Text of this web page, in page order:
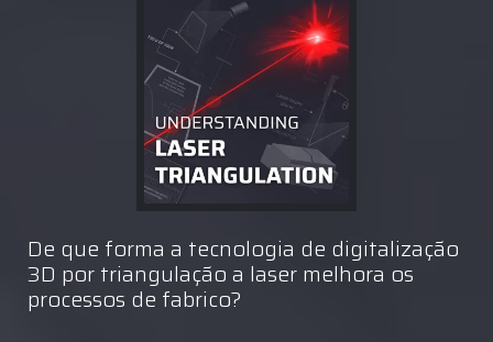
De que forma a tecnologia de digitalização
3D por triangulação a laser melhora os
processos de fabrico?